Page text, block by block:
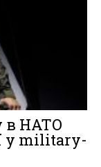
в НАТО
у military-